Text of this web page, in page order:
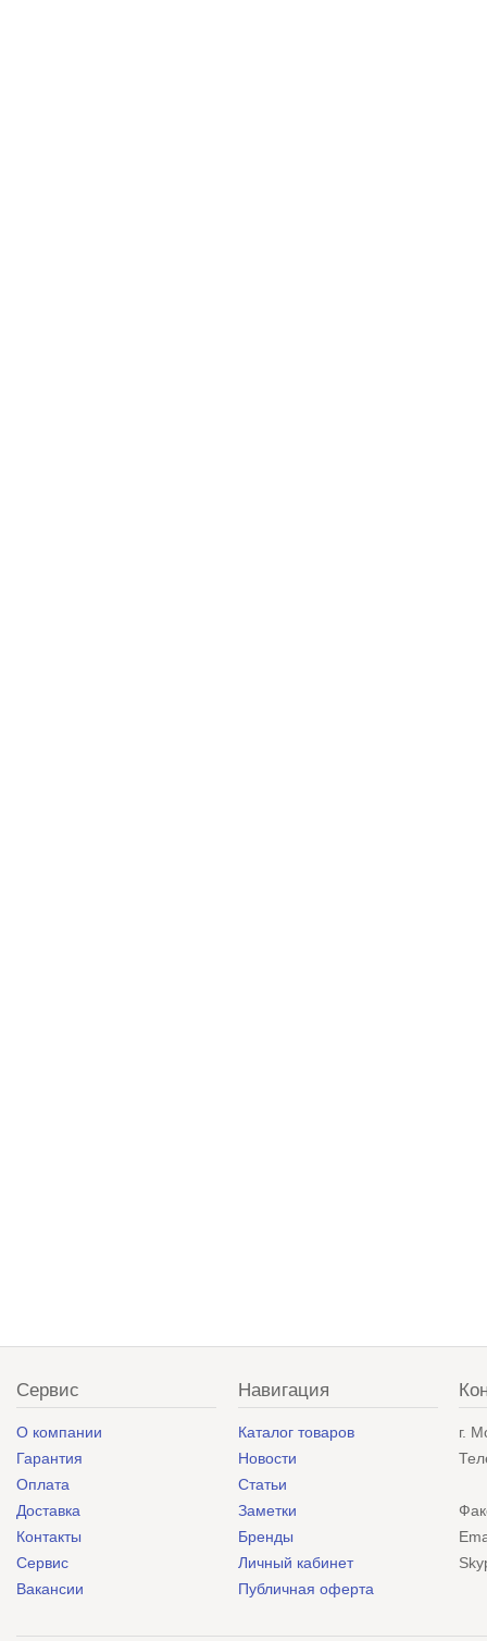
Сервис
О компании
Гарантия
Оплата
Доставка
Контакты
Сервис
Вакансии
Навигация
Каталог товаров
Новости
Статьи
Заметки
Бренды
Личный кабинет
Публичная оферта
г.